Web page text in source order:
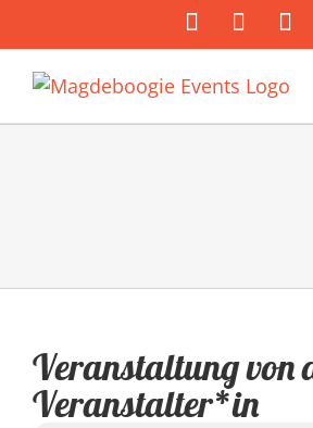
Inhalt
springen
Facebook
Veranstaltung von
Veranstalter*in